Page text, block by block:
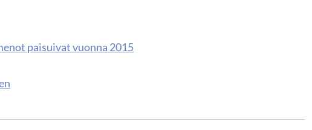
paisuivat vuonna 2015